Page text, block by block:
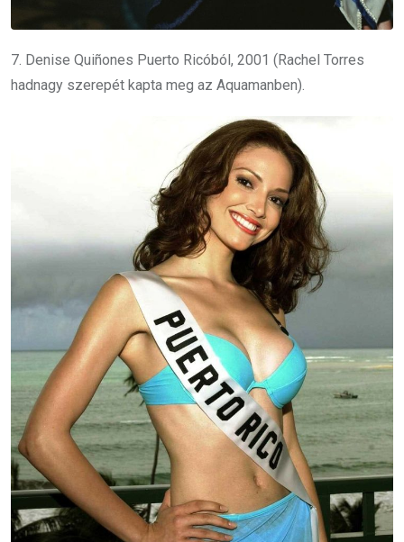
7. Denise Quiñones Puerto Ricóból, 2001 (Rachel Torres
hadnagy szerepét kapta meg az Aquamanben).